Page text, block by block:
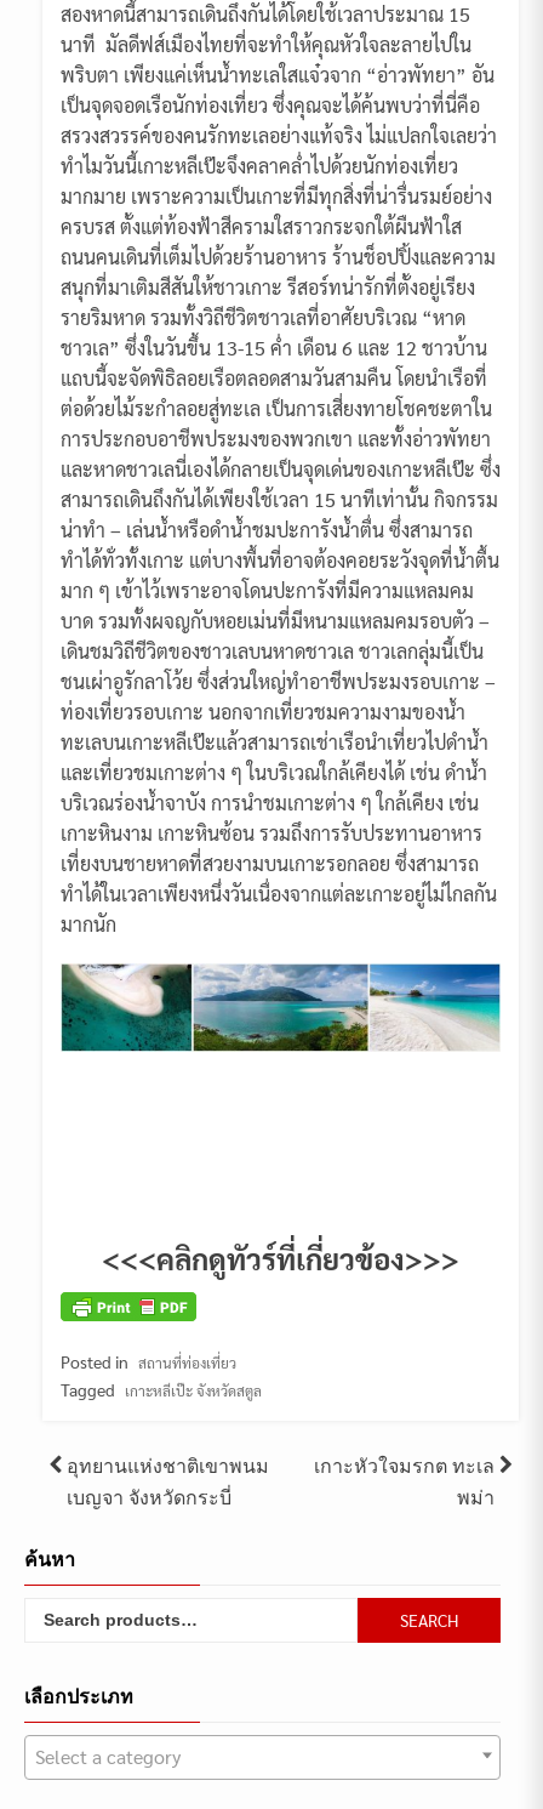
สองหาดนี้สามารถเดินถึงกันได้โดยใช้เวลาประมาณ 15
นาที มัลดีฟส์เมืองไทยที่จะทำให้คุณหัวใจละลายไปใน
พริบตา เพียงแค่เห็นน้ำทะเลใสแจ๋วจาก “อ่าวพัทยา” อัน
เป็นจุดจอดเรือนักท่องเที่ยว ซึ่งคุณจะได้ค้นพบว่าที่นี่คือ
สรวงสวรรค์ของคนรักทะเลอย่างแท้จริง ไม่แปลกใจเลยว่า
ทำไมวันนี้เกาะหลีเป๊ะจึงคลาคล่ำไปด้วยนักท่องเที่ยว
มากมาย เพราะความเป็นเกาะที่มีทุกสิ่งที่น่ารื่นรมย์อย่าง
ครบรส ตั้งแต่ท้องฟ้าสีครามใสราวกระจกใต้ผืนฟ้าใส
ถนนคนเดินที่เต็มไปด้วยร้านอาหาร ร้านช็อปปิ้งและความ
สนุกที่มาเติมสีสันให้ชาวเกาะ รีสอร์ทน่ารักที่ตั้งอยู่เรียง
รายริมหาด รวมทั้งวิถีชีวิตชาวเลที่อาศัยบริเวณ “หาด
ชาวเล” ซึ่งในวันขึ้น 13-15 ค่ำ เดือน 6 และ 12 ชาวบ้าน
แถบนี้จะจัดพิธิลอยเรือตลอดสามวันสามคืน โดยนำเรือที่
ต่อด้วยไม้ระกำลอยสู่ทะเล เป็นการเสี่ยงทายโชคชะตาใน
การประกอบอาชีพประมงของพวกเขา และทั้งอ่าวพัทยา
และหาดชาวเลนี่เองได้กลายเป็นจุดเด่นของเกาะหลีเป๊ะ ซึ่ง
สามารถเดินถึงกันได้เพียงใช้เวลา 15 นาทีเท่านั้น กิจกรรม
น่าทำ – เล่นน้ำหรือดำน้ำชมปะการังน้ำตื่น ซึ่งสามารถ
ทำได้ทั่วทั้งเกาะ แต่บางพื้นที่อาจต้องคอยระวังจุดที่น้ำตื้น
มาก ๆ เข้าไว้เพราะอาจโดนปะการังที่มีความแหลมคม
บาด รวมทั้งผจญกับหอยเม่นที่มีหนามแหลมคมรอบตัว –
เดินชมวิถีชีวิตของชาวเลบนหาดชาวเล ชาวเลกลุ่มนี้เป็น
ชนเผ่าอูรักลาโว้ย ซึ่งส่วนใหญ่ทำอาชีพประมงรอบเกาะ –
ท่องเที่ยวรอบเกาะ นอกจากเที่ยวชมความงามของน้ำ
ทะเลบนเกาะหลีเป๊ะแล้วสามารถเช่าเรือนำเที่ยวไปดำน้ำ
และเที่ยวชมเกาะต่าง ๆ ในบริเวณใกล้เคียงได้ เช่น ดำน้ำ
บริเวณร่องน้ำจาบัง การนำชมเกาะต่าง ๆ ใกล้เคียง เช่น
เกาะหินงาม เกาะหินซ้อน รวมถึงการรับประทานอาหาร
เที่ยงบนชายหาดที่สวยงามบนเกาะรอกลอย ซึ่งสามารถ
ทำได้ในเวลาเพียงหนึ่งวันเนื่องจากแต่ละเกาะอยู่ไม่ไกลกัน
มากนัก
<<<คลิกดูทัวร์ที่เกี่ยวข้อง>>>
Posted in สถานที่ท่องเที่ยว
Tagged เกาะหลีเป๊ะ จังหวัดสตูล
Post
navigation
อุทยานแห่งชาติเขาพนม
เบญจา จังหวัดกระบี่
เกาะหัวใจมรกต ทะเล
พม่า
ค้นหา
Search
for:
SEARCH
เลือกประเภท
Select a category